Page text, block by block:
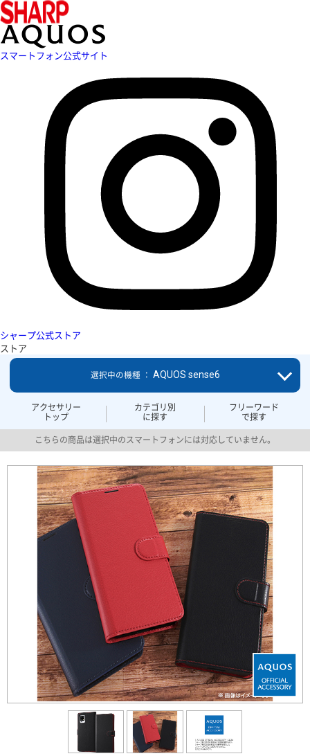
スマートフォン公式サイト
シャープ公式ストア
ストア
アクセサリー
トップ
カテゴリ別
に探す
フリーワード
で探す
選択中の機種 ： AQUOS sense6
こちらの商品は選択中のスマートフォンには対応していません。